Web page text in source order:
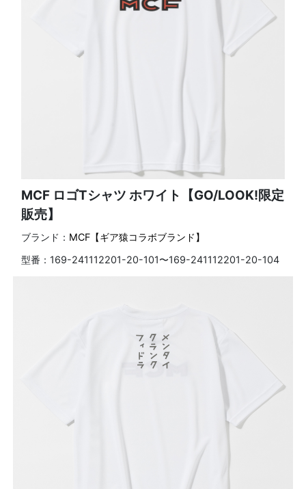
MCF ロゴTシャツ ホワイト【GO/LOOK!限定
販売】
ブランド： MCF【ギア猿コラボブランド】
型番： 169-241112201-20-101〜169-241112201-20-104
いつでもメール内のリンクから配信停止できます